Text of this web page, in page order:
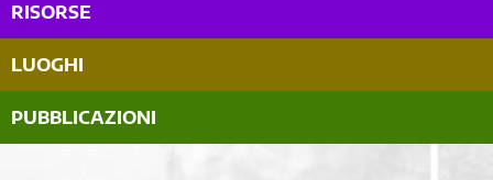
RISORSE
LUOGHI
PUBBLICAZIONI